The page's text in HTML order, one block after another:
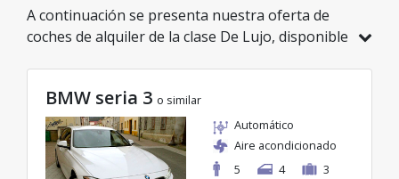
A continuación se presenta nuestra oferta de
coches de alquiler de la clase De Lujo, disponible
modelo ideal de la categoría seleccionada, con
tarifas excelentes desde solo 32€/día.
BMW seria 3 o similar
Automático
Aire acondicionado
5
4 3